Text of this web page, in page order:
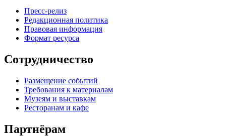
Пресс-релиз
Редакционная политика
Правовая информация
Формат ресурса
Сотрудничество
Размещение событий
Требования к материалам
Музеям и выставкам
Ресторанам и кафе
Партнёрам